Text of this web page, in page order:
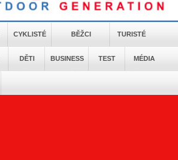
CYKLISTÉ BĚŽCI TURISTÉ
DĚTI BUSINESS TEST MÉDIA